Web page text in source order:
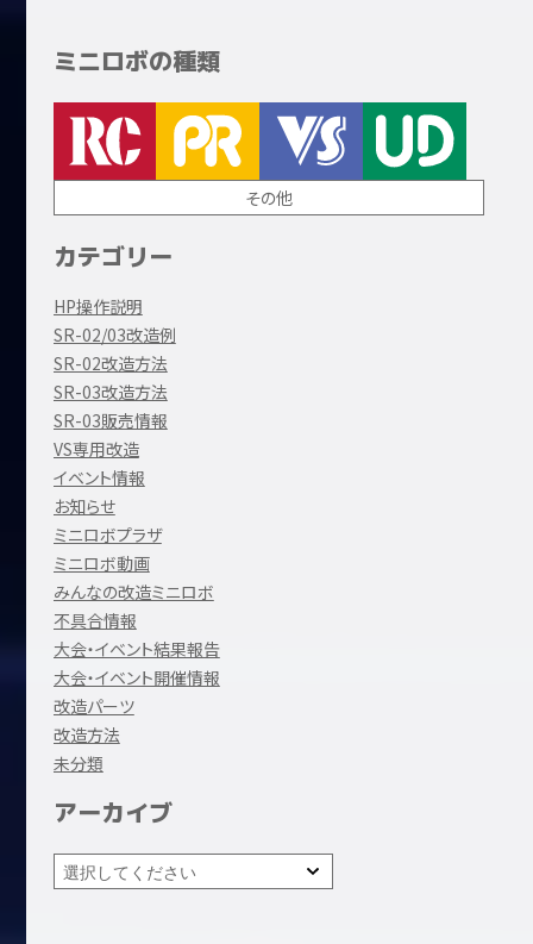
ミニロボの種類
その他
カテゴリー
HP操作説明
SR-02/03改造例
SR-02改造方法
SR-03改造方法
SR-03販売情報
VS専用改造
イベント情報
お知らせ
ミニロボプラザ
ミニロボ動画
みんなの改造ミニロボ
不具合情報
大会・イベント結果報告
大会・イベント開催情報
改造パーツ
改造方法
未分類
アーカイブ